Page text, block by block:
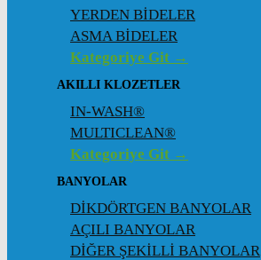
YERDEN BİDELER
ASMA BİDELER
Kategoriye Git →
AKILLI KLOZETLER
IN-WASH®
MULTICLEAN®
Kategoriye Git →
BANYOLAR
DİKDÖRTGEN BANYOLAR
AÇILI BANYOLAR
DİĞER ŞEKİLLİ BANYOLAR